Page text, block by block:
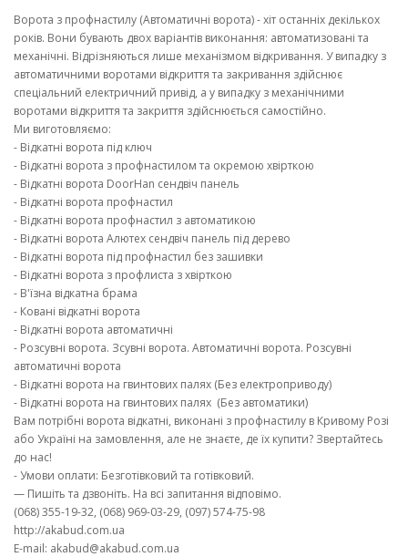
Ворота з профнастилу (Автоматичні ворота) - хіт останніх декількох
років. Вони бувають двох варіантів виконання: автоматизовані та
механічні. Відрізняються лише механізмом відкривання. У випадку з
автоматичними воротами відкриття та закривання здійснює
спеціальний електричний привід, а у випадку з механічними
воротами відкриття та закриття здійснюється самостійно.
Ми виготовляємо:
- Відкатні ворота під ключ
- Відкатні ворота з профнастилом та окремою хвірткою
- Відкатні ворота DoorHan сендвіч панель
- Відкатні ворота профнастил
- Відкатні ворота профнастил з автоматикою
- Відкатні ворота Алютех сендвіч панель під дерево
- Відкатні ворота під профнастил без зашивки
- Відкатні ворота з профлиста з хвірткою
- В'їзна відкатна брама
- Ковані відкатні ворота
- Відкатні ворота автоматичні
- Розсувні ворота. Зсувні ворота. Автоматичні ворота. Розсувні
автоматичні ворота
- Відкатні ворота на гвинтових палях (Без електроприводу)
- Відкатні ворота на гвинтових палях (Без автоматики)
Вам потрібні ворота відкатні, виконані з профнастилу в Кривому Розі
або Україні на замовлення, але не знаєте, де їх купити? Звертайтесь
до нас!
- Умови оплати: Безготівковий та готівковий.
— Пишіть та дзвоніть. На всі запитання відповімо.
(068) 355-19-32, (068) 969-03-29, (097) 574-75-98
http://akabud.com.ua
E-mail: akabud@akabud.com.ua